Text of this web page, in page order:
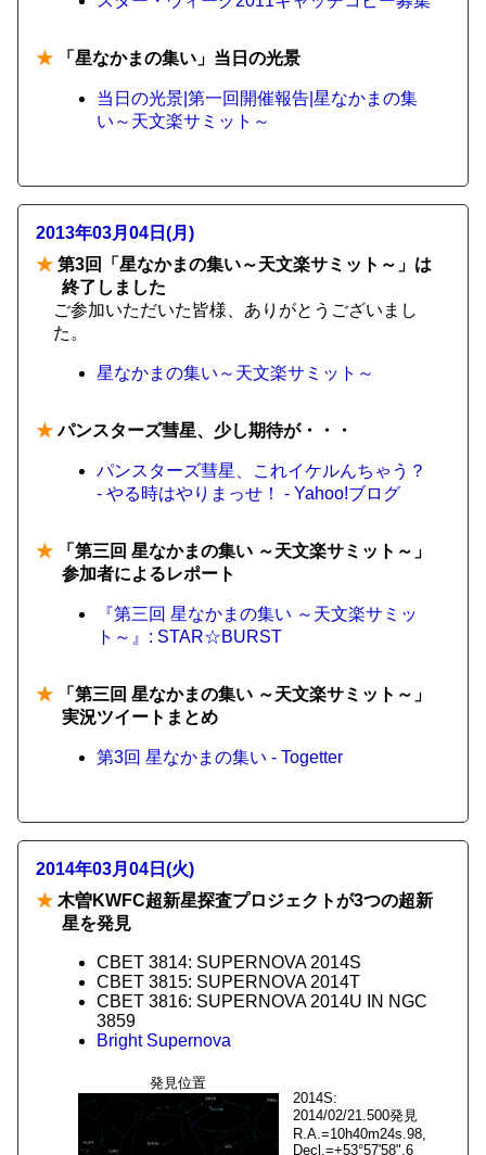
★ 「星なかまの集い」当日の光景
当日の光景|第一回開催報告|星なかまの集
い～天文楽サミット～
2013年03月04日(月)
★ 第3回「星なかまの集い～天文楽サミット～」は
終了しました
ご参加いただいた皆様、ありがとうございまし
た。
星なかまの集い～天文楽サミット～
★パンスターズ彗星、少し期待が・・・
パンスターズ彗星、これイケルんちゃう？
- やる時はやりまっせ！ - Yahoo!ブログ
★ 「第三回 星なかまの集い ～天文楽サミット～」
参加者によるレポート
『第三回 星なかまの集い ～天文楽サミッ
ト～』: STAR☆BURST
★ 「第三回 星なかまの集い ～天文楽サミット～」
実況ツイートまとめ
第3回 星なかまの集い - Togetter
2014年03月04日(火)
★ 木曽KWFC超新星探査プロジェクトが3つの超新
星を発見
CBET 3814: SUPERNOVA 2014S
CBET 3815: SUPERNOVA 2014T
CBET 3816: SUPERNOVA 2014U IN NGC
3859
Bright Supernova
発見位置
2014S:
2014/02/21.500発見
R.A.=10h40m24s.98,
Decl.=+53°57'58".6